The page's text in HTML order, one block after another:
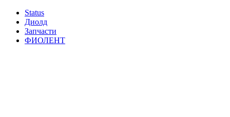
Status
Диолд
Запчасти
ФИОЛЕНТ